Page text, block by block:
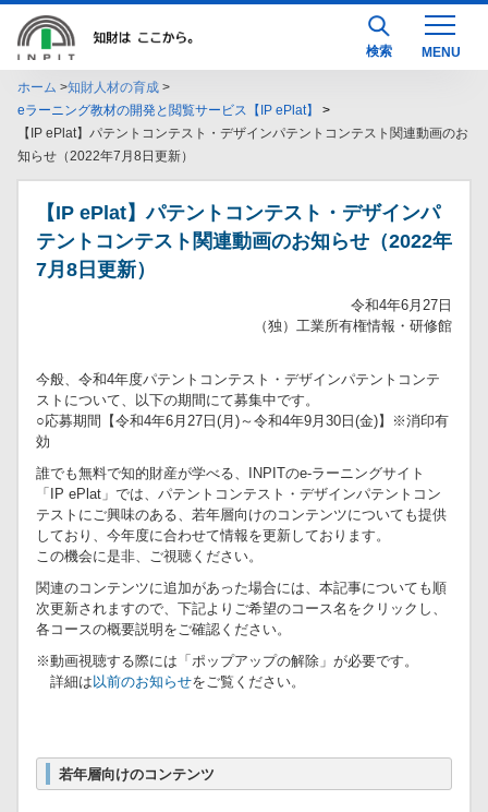
検索
ホーム
知財人材の育成
eラーニング教材の開発と閲覧サービス【IP ePlat】
【IP ePlat】パテントコンテスト・デザインパテントコンテスト関連動画のお
知らせ（2022年7月8日更新）
【IP ePlat】パテントコンテスト・デザインパ
テントコンテスト関連動画のお知らせ（2022年
7月8日更新）
令和4年6月27日
（独）工業所有権情報・研修館
今般、令和4年度パテントコンテスト・デザインパテントコンテ
ストについて、以下の期間にて募集中です。
○応募期間【令和4年6月27日(月)～令和4年9月30日(金)】※消印有
効
誰でも無料で知的財産が学べる、INPITのe-ラーニングサイト
「IP ePlat」では、パテントコンテスト・デザインパテントコン
テストにご興味のある、若年層向けのコンテンツについても提供
しており、今年度に合わせて情報を更新しております。
この機会に是非、ご視聴ください。
関連のコンテンツに追加があった場合には、本記事についても順
次更新されますので、下記よりご希望のコース名をクリックし、
各コースの概要説明をご確認ください。
※動画視聴する際には「ポップアップの解除」が必要です。
詳細は 以前のお知らせをご覧ください。
若年層向けのコンテンツ